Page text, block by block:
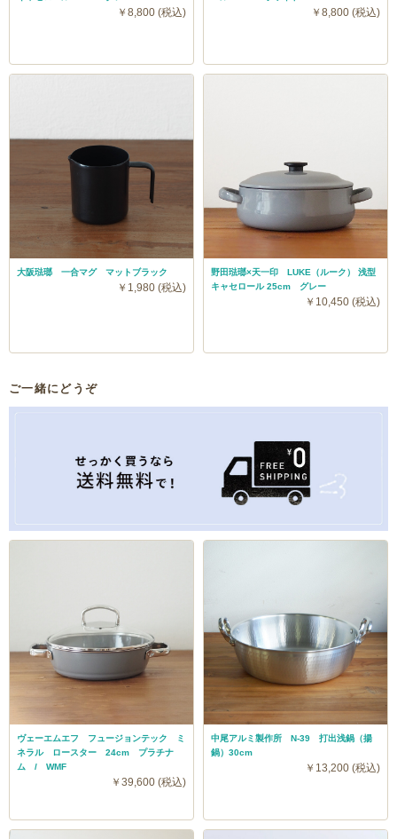
￥8,800 (税込) ￥8,800 (税込)
大阪琺瑯 一合マグ マットブラック
￥1,980 (税込)
野田琺瑯×天一印 LUKE（ルーク） 浅型
キャセロール 25cm グレー
￥10,450 (税込)
ご一緒にどうぞ
ヴェーエムエフ フュージョンテック ミ
ネラル ロースター 24cm プラチナ
ム / WMF
￥39,600 (税込)
中尾アルミ製作所 N-39 打出浅鍋（揚
鍋）30cm
￥13,200 (税込)